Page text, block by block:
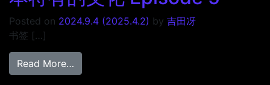
Posted on 2024.9.4 (2025.4.2) by 吉田冴
书签 […]
Read More…